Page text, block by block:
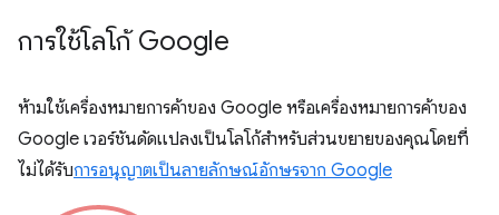
การใช้โลโก้ Google
ห้ามใช้เครื่องหมายการค้าของ Google หรือเครื่องหมายการค้าของ
Google เวอร์ชันดัดแปลงเป็นโลโก้สำหรับส่วนขยายของคุณโดยที่
ไม่ได้รับการอนุญาตเป็นลายลักษณ์อักษรจาก Google